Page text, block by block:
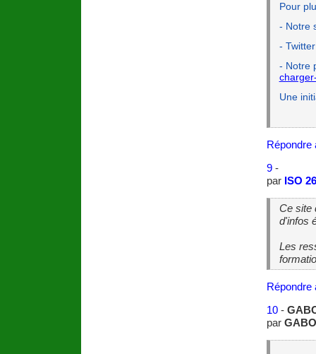
Pour
- Notre
-
- Notre
Une
Répondre
9-
par ISO
Ce site
d'infos
Les
Répondre
10-
par